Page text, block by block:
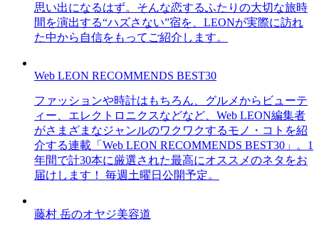
思い出になるはず。そんな恋するふたりの大切な旅時
間を演出する“ハズさない”宿を、LEONが実際に訪れ
た中から自信をもってご紹介します。
Web LEON RECOMMENDS BEST30
ファッションや時計はもちろん、グルメからビューテ
ィー、エレクトロニクスなどなど、Web LEON編集者
がさまざまなジャンルのワクワクするモノ・コトを紹
介する連載「Web LEON RECOMMENDS BEST30」。1
年間で計30本に厳選された最高にオススメのネタをお
届けします！ 毎週土曜日公開予定。
藤村 岳のオヤジ美容道